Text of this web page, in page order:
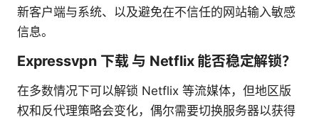
新客户端与系统、以及避免在不信任的网站输入敏感
信息。
Expressvpn 下载 与 Netflix 能否稳定解锁？
在多数情况下可以解锁 Netflix 等流媒体，但地区版
权和反代理策略会变化，偶尔需要切换服务器以获得